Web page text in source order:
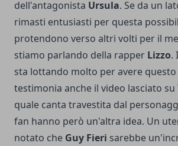
dell'antagonista Ursula. Se da un
rimasti entusiasti per questa
protendono verso altri volti per il
stiamo parlando della rapper Lizzo.
sta lottando molto per avere
testimonia anche il video lasciato
quale canta travestita dal
fan hanno però un'altra idea. Un
notato che Guy Fieri sarebbe